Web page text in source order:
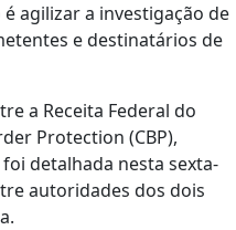
agilizar a investigação de
e destinatários de
a Receita Federal do
Protection (CBP),
detalhada nesta sexta-
autoridades dos dois